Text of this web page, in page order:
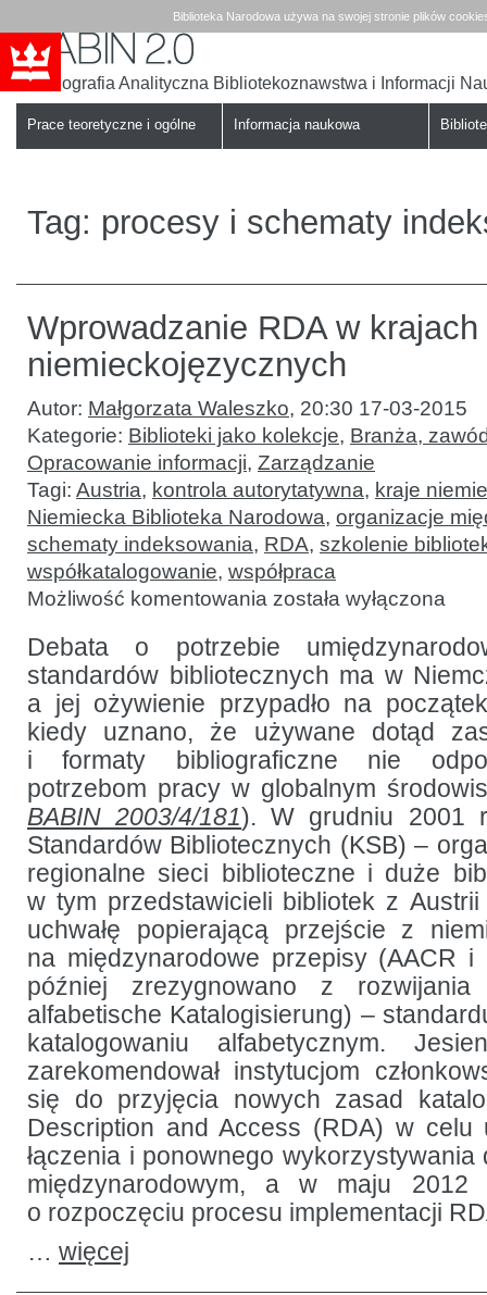
Biblioteka Narodowa używa na swojej stronie plików
Babin
Bibliografia Analityczna Bibliotekoznawstwa i Informacji
Prace teoretyczne i ogólne Informacja naukowa
Tag: procesy i schematy
Wprowadzanie RDA w krajach
niemieckojęzycznych
Autor: Małgorzata Waleszko, 20:30 17-03-2015
Kategorie: Biblioteki jako kolekcje, Branża,
Opracowanie informacji, Zarządzanie
Tagi: Austria, kontrola autorytatywna, kraje
Niemiecka Biblioteka Narodowa, organizacje
schematy indeksowania, RDA, szkolenie
współkatalogowanie, współpraca
Możliwość komentowania Wprowadzanie
RDA
niemieckojęzycznych
została wyłączona
Debata o potrzebie
standardów bibliotecznych ma w
a jej ożywienie przypadło na
kiedy uznano, że używane dotąd
i formaty bibliograficzne nie
potrzebom pracy w globalnym
BABIN 2003/4/181). W grudniu 2001
Standardów Bibliotecznych (KSB) –
regionalne sieci biblioteczne i duże
w tym przedstawicieli bibliotek z Austrii
uchwałę popierającą przejście z
na międzynarodowe przepisy (AACR
później zrezygnowano z
alfabetische Katalogisierung) –
katalogowaniu alfabetycznym.
zarekomendował instytucjom
się do przyjęcia nowych zasad
Description and Access (RDA) w celu
łączenia i ponownego
międzynarodowym, a w maju 2012
o rozpoczęciu procesu implementacji
… więcej